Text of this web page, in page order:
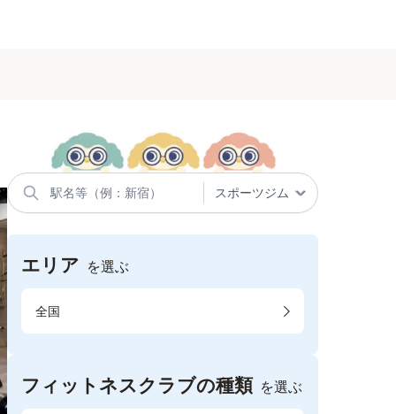
エリア を選ぶ
全国
フィットネスクラブの種類 を選ぶ